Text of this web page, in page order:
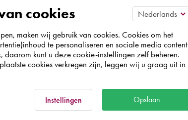
er niet bij?
zij helpen u graag.
in Rest of the
country you
cookies
maken wij gebruik van cookies. Cookies om het
te personaliseren en sociale media content
kunt u deze cookie-instellingen zelf beheren.
cookies verkregen zijn, leggen wij u graag uit in
Instellingen Opslaan